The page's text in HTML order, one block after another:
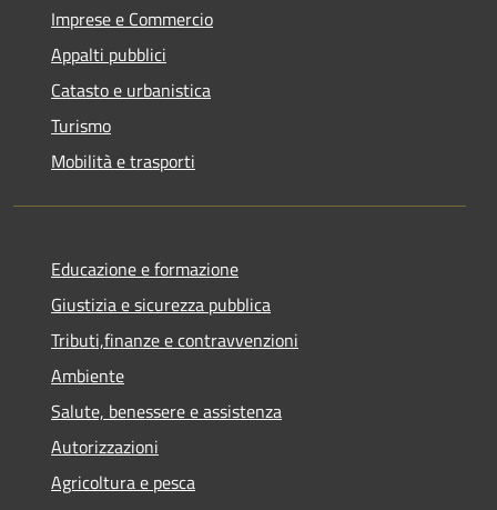
Imprese e Commercio
Appalti pubblici
Catasto e urbanistica
Turismo
Mobilità e trasporti
Educazione e formazione
Giustizia e sicurezza pubblica
Tributi,finanze e contravvenzioni
Ambiente
Salute, benessere e assistenza
Autorizzazioni
Agricoltura e pesca